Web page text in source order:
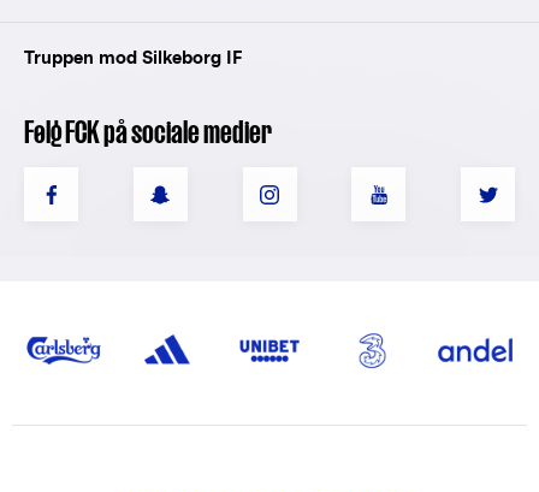
Truppen mod Silkeborg IF
Følg FCK på sociale medier